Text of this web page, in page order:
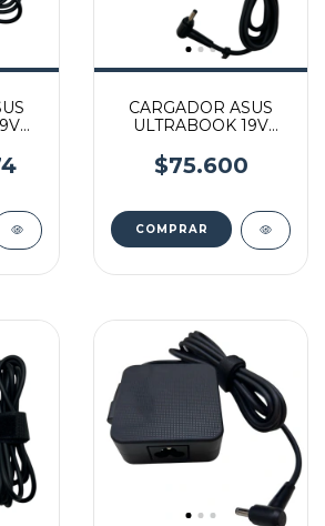
CARGADOR ASUS
ULTRABOOK 19V
$75.600